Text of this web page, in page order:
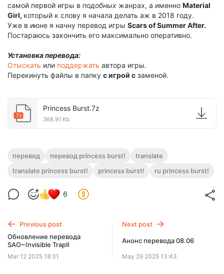
самой первой игры в подобных жанрах, а именно Material
Girl, который к слову я начала делать аж в 2018 году.
Уже в июне я начну перевод игры Scars of Summer After.
Постараюсь закончить его максимально оперативно.
Установка перевода:
Отыскать или поддержать автора игры.
Перекинуть файлы в папку с игрой с заменой.
7z
Princess Burst.7z
368.91 Kb
перевод перевод princess burst!
translate
translate princess burst!
princess burst! ru princess burst!
6
Previous post
Обновление перевода
SAO~Invisible TrapⅡ
Mar 12 2025 18:31
Next post
Анонс перевода 08.06
May 29 2025 13:43